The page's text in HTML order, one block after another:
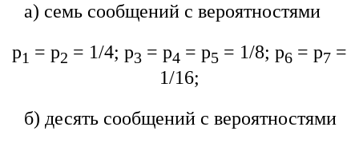
а) семь сообщений с вероятностями
p1 = p2 = 1/4; p3 = p4 = p5 = 1/8; р6 = р7 =
1/16;
б) десять сообщений с вероятностями